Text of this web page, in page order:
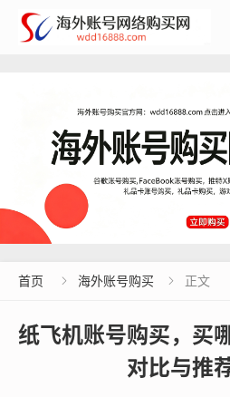
首页  海外账号购买  正文
纸飞机账号购买，买
对比与推